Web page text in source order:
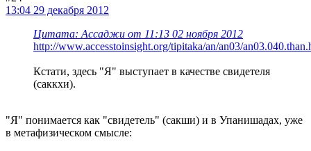
13:04 29 декабря 2012
Цитата: Ассаджи от 11:13 02 ноября 2012
http://www.accesstoinsight.org/tipitaka/an/an03/
Кстати, здесь "Я" выступает в качестве свидетеля
(саккхи).
"Я" понимается как "свидетель" (сакши) и в Упанишадах, уже
в метафизическом смысле: